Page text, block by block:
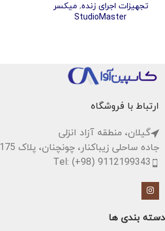
تجهیزات اجرای زنده, میکسر
StudioMaster
ارتباط با فروشگاه
گیلان، منطقه آزاد انزلی
جاده ساحلی زیباکنار، چونچنان، پلاک 175
Tel: (+98) 9112199343
دسته بندی ها